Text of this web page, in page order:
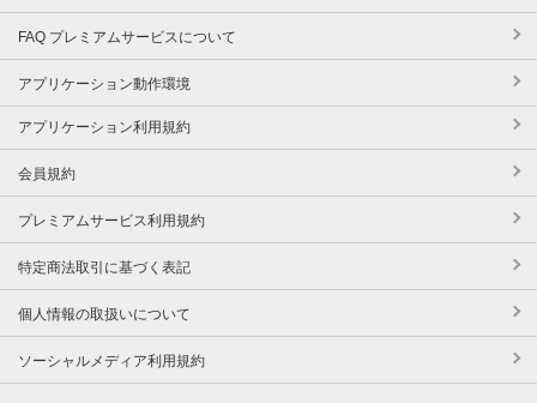
FAQ プレミアムサービスについて
アプリケーション動作環境
アプリケーション利用規約
会員規約
プレミアムサービス利用規約
特定商法取引に基づく表記
個人情報の取扱いについて
ソーシャルメディア利用規約